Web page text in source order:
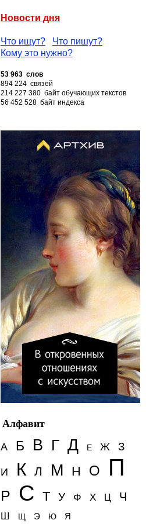
Новости дня
Что ищут?
Что пишут?
Кому это нужно?
53 963 слов
894 224 связей
214 227 380 байт обучающих текстов
56 452 528 байт индекса
Алфавит
А
Б В Г Д Е Ж З
И К Л М Н О П
Р С Т У Ф Х Ц Ч
Ш Щ Э Ю Я